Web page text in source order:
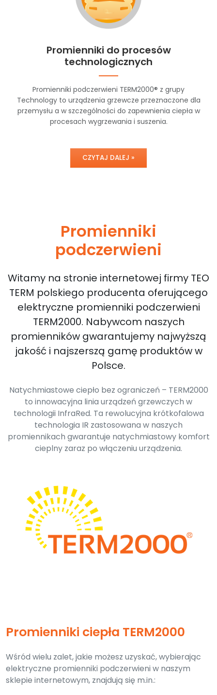
Promienniki do procesów
technologicznych
Promienniki podczerwieni TERM2000® z grupy
Technology to urządzenia grzewcze przeznaczone dla
przemysłu a w szczególności do zapewnienia ciepła w
procesach wygrzewania i suszenia.
CZYTAJ DALEJ »
Promienniki
podczerwieni
Witamy na stronie internetowej firmy TEO
TERM polskiego producenta oferującego
elektryczne promienniki podczerwieni
TERM2000. Nabywcom naszych
promienników gwarantujemy najwyższą
jakość i najszerszą gamę produktów w
Polsce.
Natychmiastowe ciepło bez ograniczeń – TERM2000
to innowacyjna linia urządzeń grzewczych w
technologii InfraRed. Ta rewolucyjna krótkofalowa
technologia IR zastosowana w naszych
promiennikach gwarantuje natychmiastowy komfort
cieplny zaraz po włączeniu urządzenia.
Promienniki ciepła TERM2000
Wśród wielu zalet, jakie możesz uzyskać, wybierając
elektryczne promienniki podczerwieni w naszym
sklepie internetowym, znajdują się m.in.: